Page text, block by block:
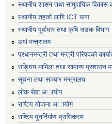
स्थानीय शासन तथा सामुदायिक विकास
स्थानीय तहको लागि ICT ब्लग
स्थानीय पूर्वाधार तथा कृषि सडक विभाग
अर्थ मन्त्रालय
प्रधानमन्त्री तथा मन्त्री परिषद्काे
संङ्घिय मामिला तथा सामान्य प्रशासन
सूचना तथा सञ्चार मन्त्रालय
लाेक सेवा अायाेग
राष्टिय याेजना अायाेग
राष्टिय पुनर्निर्माण प्राधिकरण